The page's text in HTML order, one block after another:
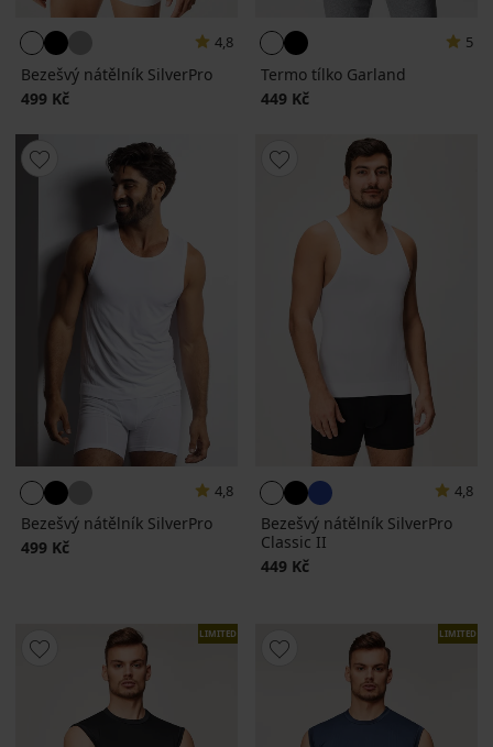
4,8
Bezešvý nátělník SilverPro
499 Kč
5
Termo tílko Garland
449 Kč
4,8
Bezešvý nátělník SilverPro
499 Kč
4,8
Bezešvý nátělník SilverPro
Classic II
449 Kč
LIMITED LIMITED